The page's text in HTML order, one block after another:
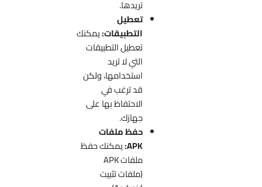
تعطيل
التطبيقات:يمكنك
تعطيل التطبيقات
التي لا تريد
استخدامها، ولكن
قد ترغب في
الاحتفاظ بها على
حفظ ملفات
يمكنك حفظ
ملفات APK
(ملفات تثبيت